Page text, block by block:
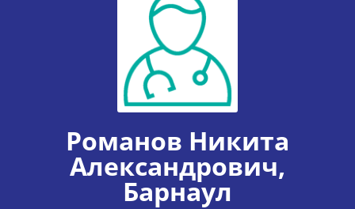
Романов Никита
Александрович,
Барнаул